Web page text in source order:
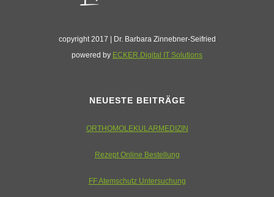
copyright 2017 | Dr. Barbara Zinnebner-Seifried
powered by ECKER.Digital IT Solutions
NEUESTE BEITRÄGE
ORTHOMOLEKULARMEDIZIN
Rezept Online Bestellung
FF Atemschutz Untersuchung